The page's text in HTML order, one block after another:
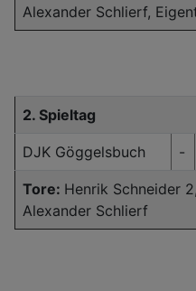
Alexander Schlierf,
2. Spieltag
DJK Göggelsbuch -
Tore: Henrik Schneider
Alexander Schlierf